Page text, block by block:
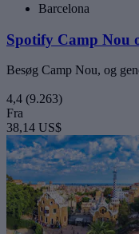
Barcelona
Spotify Camp Nou
Besøg Camp Nou, og
4,4 (9.263)
Fra
38,14 US$